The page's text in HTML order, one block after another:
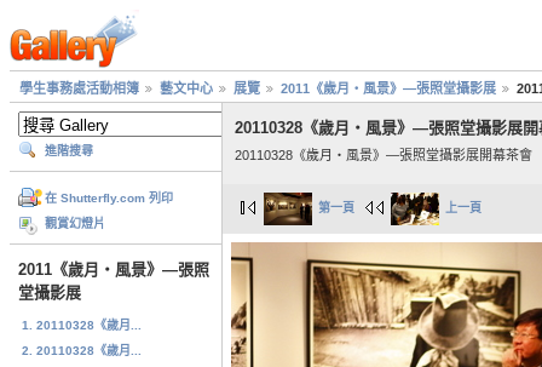
學生事務處活動相簿 藝文中心 展覽 2011《歲月‧風景》—張照堂攝影展
進階搜尋
在 Shutterfly.com 列印
觀賞幻燈片
2011《歲月‧風景》—張照
堂攝影展
1. 20110328《歲月...
2. 20110328《歲月...
20110328《歲月‧風景》—張照堂攝影展開
20110328《歲月‧風景》—張照堂攝影展開幕茶會
第一頁 上一頁